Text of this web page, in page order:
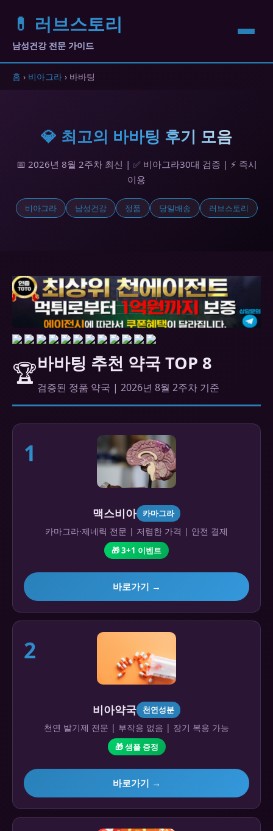
💊 러브스토리
남성건강 전문 가이드
홈 › 비아그라 › 바바팅
💎 최고의 바바팅 후기 모음
📅 2026년 8월 2주차 최신 | ✅ 비아그라30대 검증 | ⚡ 즉시
이용
비아그라 남성건강 정품 당일배송 러브스토리
🏆바바팅 추천 약국 TOP 8
검증된 정품 약국 | 2026년 8월 2주차 기준
1
맥스비아 카마그라
카마그라·제네릭 전문 | 저렴한 가격 | 안전 결제
🎁 3+1 이벤트
바로가기 →
2
비아약국 천연성분
천연 발기제 전문 | 부작용 없음 | 장기 복용 가능
🎁 샘플 증정
바로가기 →